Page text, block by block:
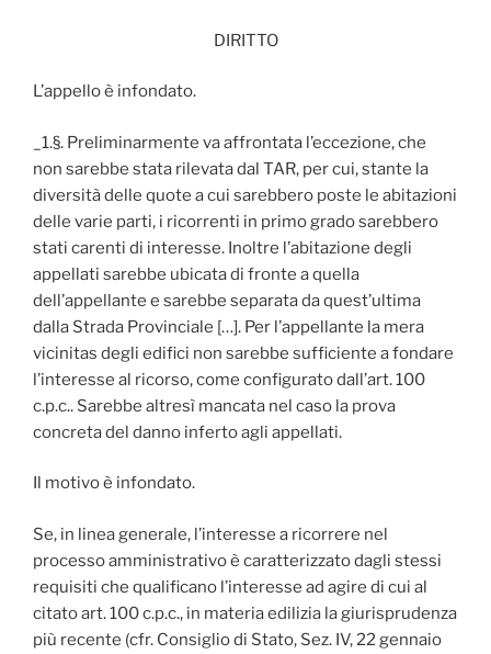
DIRITTO
L’appello è infondato.
_1.§. Preliminarmente va affrontata l’eccezione, che
non sarebbe stata rilevata dal TAR, per cui, stante la
diversità delle quote a cui sarebbero poste le abitazioni
delle varie parti, i ricorrenti in primo grado sarebbero
stati carenti di interesse. Inoltre l’abitazione degli
appellati sarebbe ubicata di fronte a quella
dell’appellante e sarebbe separata da quest’ultima
dalla Strada Provinciale […]. Per l’appellante la mera
vicinitas degli edifici non sarebbe sufficiente a fondare
l’interesse al ricorso, come configurato dall’art. 100
c.p.c.. Sarebbe altresì mancata nel caso la prova
concreta del danno inferto agli appellati.
Il motivo è infondato.
Se, in linea generale, l’interesse a ricorrere nel
processo amministrativo è caratterizzato dagli stessi
requisiti che qualificano l’interesse ad agire di cui al
citato art. 100 c.p.c., in materia edilizia la giurisprudenza
più recente (cfr. Consiglio di Stato, Sez. IV, 22 gennaio